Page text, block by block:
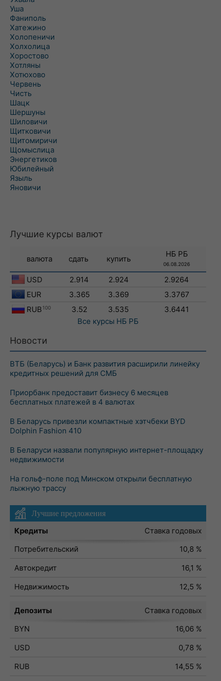
Уша
Фаниполь
Хатежино
Холопеничи
Холхолица
Хоростово
Хотляны
Хотюхово
Червень
Чисть
Шацк
Шершуны
Шиловичи
Щитковичи
Щитомиричи
Щомыслица
Энергетиков
Юбилейный
Языль
Яновичи
Лучшие курсы валют
валюта сдать купить
НБ РБ
06.08.2026
USD 2.914 2.924
2.9264
EUR
3.365 3.369
3.3767
RUB 100 3.52 3.535
3.6441
Все курсы НБ РБ
Новости
ВТБ (Беларусь) и Банк развития расширили линейку
кредитных решений для СМБ
Приорбанк предоставит бизнесу 6 месяцев
бесплатных платежей в 4 валютах
В Беларусь привезли компактные хэтчбеки BYD
Dolphin Fashion 410
В Беларуси назвали популярную интернет-площадку
недвижимости
На гольф-поле под Минском открыли бесплатную
лыжную трассу
Лучшие предложения
Кредиты
Ставка годовых
Потребительский
10,8 %
Автокредит
16,1 %
Недвижимость
12,5 %
Депозиты
Ставка годовых
BYN
16,06 %
USD
0,78 %
RUB
14,55 %